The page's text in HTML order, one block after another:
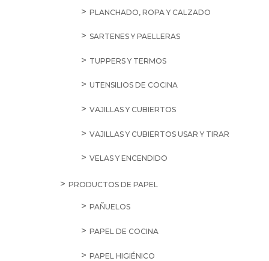
PLANCHADO, ROPA Y CALZADO
SARTENES Y PAELLERAS
TUPPERS Y TERMOS
UTENSILIOS DE COCINA
VAJILLAS Y CUBIERTOS
VAJILLAS Y CUBIERTOS USAR Y TIRAR
VELAS Y ENCENDIDO
PRODUCTOS DE PAPEL
PAÑUELOS
PAPEL DE COCINA
PAPEL HIGIÉNICO